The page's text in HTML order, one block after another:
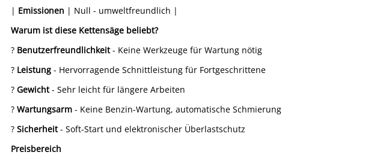
| Emissionen | Null - umweltfreundlich |
Warum ist diese Kettensäge beliebt?
? Benutzerfreundlichkeit- Keine Werkzeuge für Wartung nötig
? Leistung - Hervorragende Schnittleistung für Fortgeschrittene
? Gewicht- Sehr leicht für längere Arbeiten
? Wartungsarm - Keine Benzin-Wartung, automatische Schmierung
? Sicherheit- Soft-Start und elektronischer Überlastschutz
Preisbereich